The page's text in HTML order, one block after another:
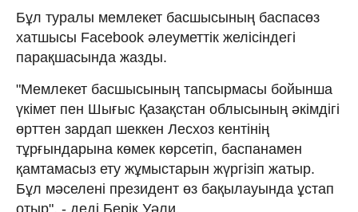
Бұл туралы мемлекет басшысының баспасөз
хатшысы Facebook әлеуметтік желісіндегі
парақшасында жазды.
"Мемлекет басшысының тапсырмасы бойынша
үкімет пен Шығыс Қазақстан облысының әкімдігі
өрттен зардап шеккен Лесхоз кентінің
тұрғындарына көмек көрсетіп, баспанамен
қамтамасыз ету жұмыстарын жүргізіп жатыр.
Бұл мәселені президент өз бақылауында ұстап
отыр", - деді Берік Уәли.